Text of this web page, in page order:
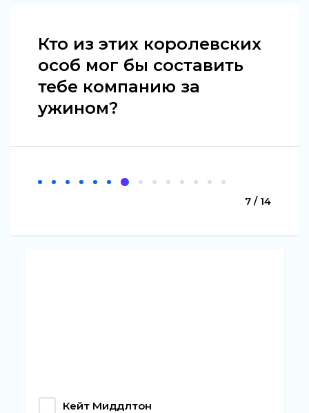
Кто из этих королевских
особ мог бы составить
тебе компанию за
ужином?
7 / 14
Кейт Миддлтон